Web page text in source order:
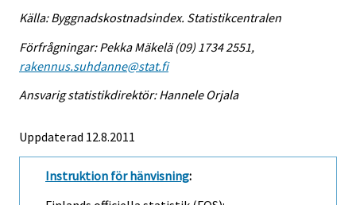
Källa: Byggnadskostnadsindex. Statistikcentralen
Förfrågningar: Pekka Mäkelä (09) 1734 2551,
rakennus.suhdanne@stat.fi
Ansvarig statistikdirektör: Hannele Orjala
Uppdaterad 12.8.2011
Instruktion för hänvisning: